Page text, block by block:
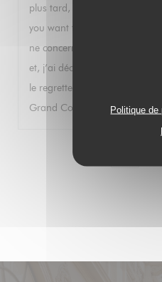
Politique de
plus tard, j’ai eu droit à un «
you want to book »? Cela
ne concerne pas que les
et, j’ai décidé de rayer votre
le regrette car j’ai autrefois
Grand Colbert. Bien à vous.